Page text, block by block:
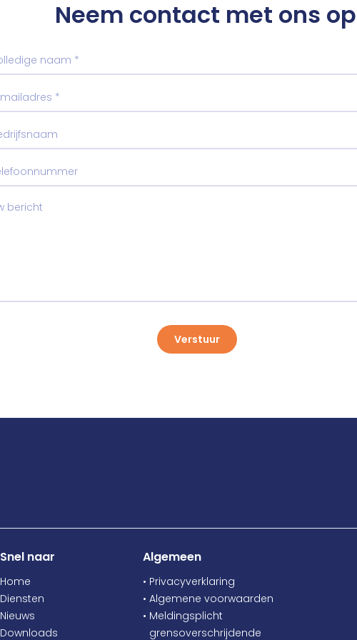
Neem contact met ons op
Verstuur
Snel naar
Home
Diensten
Nieuws
Downloads
Algemeen
• Privacyverklaring
• Algemene voorwaarden
• Meldingsplicht
grensoverschrijdende